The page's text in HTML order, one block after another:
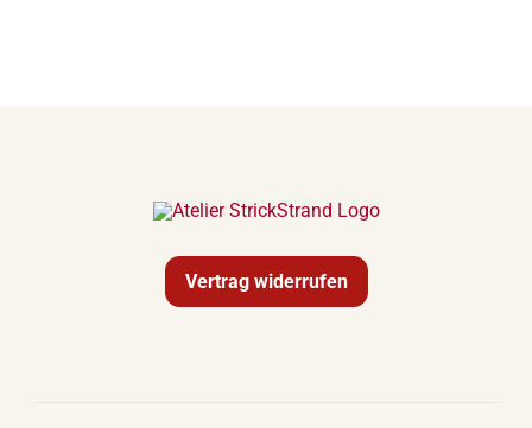
Vertrag widerrufen